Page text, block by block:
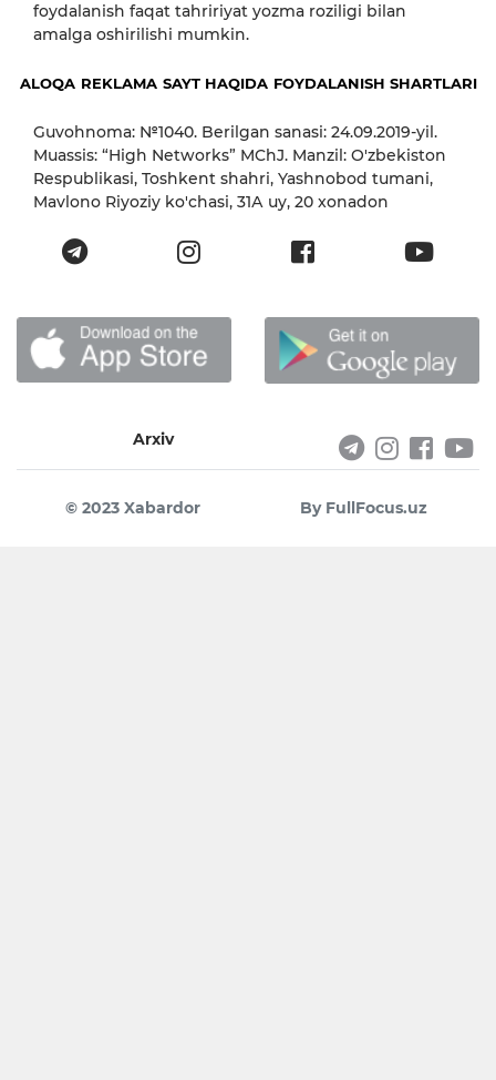
foydalanish faqat tahririyat yozma roziligi bilan
amalga oshirilishi mumkin.
ALOQA REKLAMA SAYT HAQIDA FOYDALANISH SHARTLARI
Guvohnoma: №1040. Berilgan sanasi: 24.09.2019-yil.
Muassis: “High Networks” MChJ. Manzil: O'zbekiston
Respublikasi, Toshkent shahri, Yashnobod tumani,
Mavlono Riyoziy ko'chasi, 31А uy, 20 xonadon
Arxiv
© 2023 Xabardor By FullFocus.uz